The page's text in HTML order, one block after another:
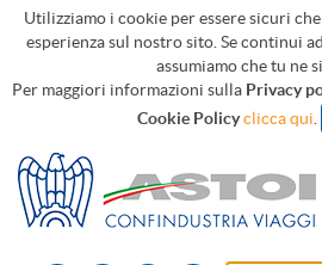
Utilizziamo i cookie per essere sicuri
esperienza sul nostro sito. Se continui
assumiamo che tu ne
Per maggiori informazioni sulla Privacy
Cookie Policyclicca qui